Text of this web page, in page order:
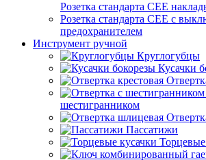
Розетка стандарта СЕЕ
Розетка стандарта СЕЕ с
предохранителем
Инструмент ручной
Круглогубцы
Кусачки
шестигранником
Пассатижи
Торцевые